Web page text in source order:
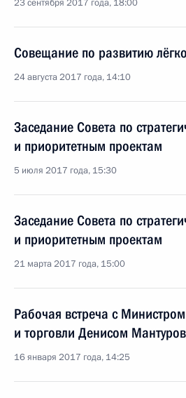
23 сентября 2017 года, 18:00
Совещание по развитию
24 августа 2017 года, 14:10
Заседание Совета по
и приоритетным проектам
5 июля 2017 года, 15:30
Заседание Совета по
и приоритетным проектам
21 марта 2017 года, 15:00
Рабочая встреча с
и торговли Денисом
16 января 2017 года, 14:25